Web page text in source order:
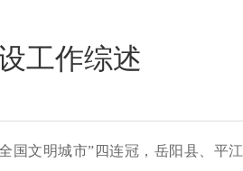
工作综述
国文明城市”四连冠，岳阳县、平江